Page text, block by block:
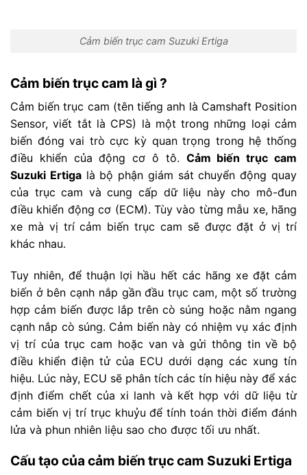
Cảm biến trục cam Suzuki Ertiga
Cảm biến trục cam là gì ?
Cảm biến trục cam (tên tiếng anh là Camshaft Position
Sensor, viết tắt là CPS) là một trong những loại cảm
biến đóng vai trò cực kỳ quan trọng trong hệ thống
điều khiển của động cơ ô tô. Cảm biến trục cam
Suzuki Ertigalà bộ phận giám sát chuyển động quay
của trục cam và cung cấp dữ liệu này cho mô-đun
điều khiển động cơ (ECM). Tùy vào từng mẫu xe, hãng
xe mà vị trí cảm biến trục cam sẽ được đặt ở vị trí
khác nhau.
Tuy nhiên, để thuận lợi hầu hết các hãng xe đặt cảm
biến ở bên cạnh nắp gần đầu trục cam, một số trường
hợp cảm biến được lắp trên cò súng hoặc nằm ngang
cạnh nắp cò súng. Cảm biến này có nhiệm vụ xác định
vị trí của trục cam hoặc van và gửi thông tin về bộ
điều khiển điện tử của ECU dưới dạng các xung tín
hiệu. Lúc này, ECU sẽ phân tích các tín hiệu này để xác
định điểm chết của xi lanh và kết hợp với dữ liệu từ
cảm biến vị trí trục khuỷu để tính toán thời điểm đánh
lửa và phun nhiên liệu sao cho được tối ưu nhất.
Cấu tạo của cảm biến trục cam Suzuki Ertiga